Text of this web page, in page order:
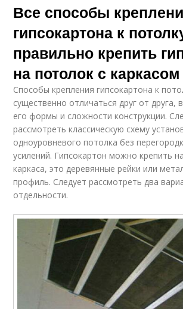
Все способы
гипсокартона к
правильно крепить
на потолок с каркасом
Способы крепления гипсокартона к
существенно отличаться друг от друга,
его формы и сложности конструкции.
рассмотреть классическую схему
одноуровневого потолка без
усилений. Гипсокартон можно крепить
каркаса, это деревянные рейки или
профиль. Следует рассмотреть два
отдельности.